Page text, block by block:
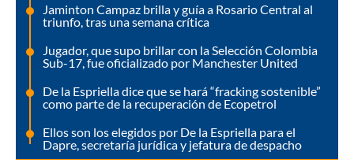
Jaminton Campaz brilla y guía a Rosario Central al
triunfo, tras una semana crítica
Jugador, que supo brillar con la Selección Colombia
Sub-17, fue oficializado por Manchester United
De la Espriella dice que se hará “fracking sostenible”
como parte de la recuperación de Ecopetrol
Ellos son los elegidos por De la Espriella para el
Dapre, secretaría jurídica y jefatura de despacho